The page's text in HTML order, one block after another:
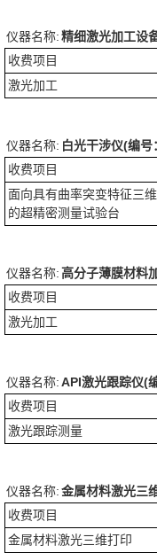
仪器名称:精细激光加工设
收费项目
激光加工
仪器名称: 白光干涉仪(编
收费项目
面向具有曲率突变特征三
的超精密测量试验台
仪器名称:高分子薄膜材料
收费项目
激光加工
仪器名称:API激光跟踪仪(
收费项目
激光跟踪测量
仪器名称:金属材料激光三
收费项目
金属材料激光三维打印